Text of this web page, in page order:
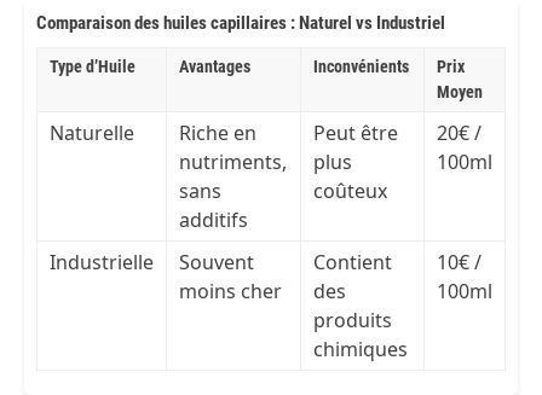
Comparaison des huiles capillaires : Naturel vs Industriel
Type d’Huile Avantages Inconvénients
Prix
Moyen
Naturelle
Riche en
nutriments,
sans
additifs
Peut être
plus
coûteux
20€ /
100ml
Industrielle
Souvent
moins cher
Contient
des
produits
chimiques
10€ /
100ml